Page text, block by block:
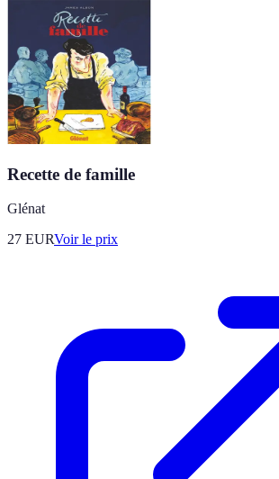
Recette de famille
Glénat
27 EURVoir le prix